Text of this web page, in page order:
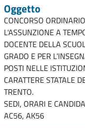
Oggetto
CONCORSO
L'ASSUNZIONE A
DOCENTE DELLA
GRADO E PER
POSTI NELLE
CARATTERE STATALE
TRENTO.
SEDI, ORARI E
AC56, AK56